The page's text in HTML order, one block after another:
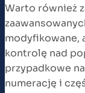
Warto również
modyfikowane,
kontrolę nad
przypadkowe
numerację i